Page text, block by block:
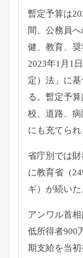
暫定予算は
間、 公務員
健、教育、 奨
2023年1月1
定）法」に基
る。 暫定予
校、道路、病
にも充てられ
省庁別では財
に教育省（
ギ）が続いた
アンワル首相
低所得者900
期支給を当